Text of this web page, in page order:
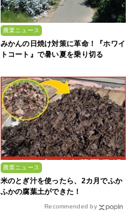
農業ニュース
みかんの日焼け対策に革命！『ホワイ
トコート』で暑い夏を乗り切る
農業ニュース
米のとぎ汁を使ったら、2カ月でふか
ふかの腐葉土ができた！
Recommended by